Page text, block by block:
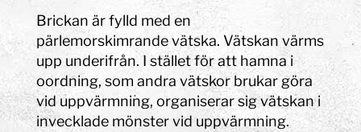
Brickan är fylld med en
pärlemorskimrande vätska. Vätskan värms
upp underifrån. I stället för att hamna i
oordning, som andra vätskor brukar göra
vid uppvärmning, organiserar sig vätskan i
invecklade mönster vid uppvärmning.